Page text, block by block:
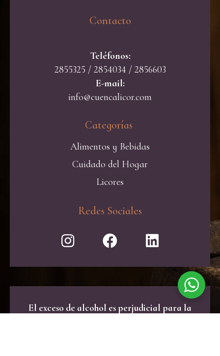
Contacto​
Teléfonos:
2855325 / 2854034 / 2856603
E-mail:
info@cuencalicor.com
Categorías ​
Alimentos y Bebidas
Cuidado del Hogar
Licores
Redes Sociales
El exceso de alcohol es perjudicial para la